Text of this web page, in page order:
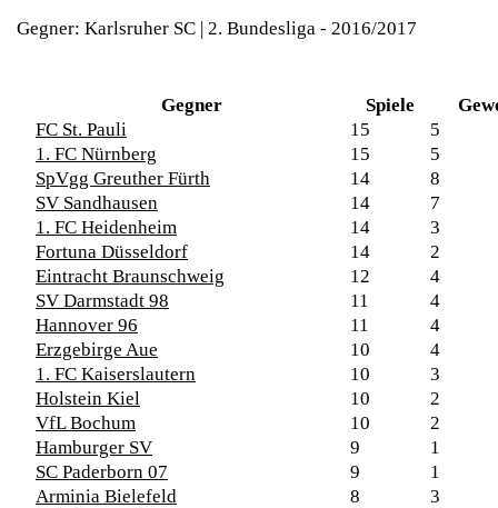
Gegner: Karlsruher SC | 2. Bundesliga - 2016/2017
Gegner Spiele
FC St. Pauli
15
5
1. FC Nürnberg
15
5
SpVgg Greuther Fürth
14
8
SV Sandhausen
14
7
1. FC Heidenheim
14
3
Fortuna Düsseldorf
14
2
Eintracht Braunschweig
12
4
SV Darmstadt 98
11
4
Hannover 96
11
4
Erzgebirge Aue
10
4
1. FC Kaiserslautern
10
3
Holstein Kiel
10
2
VfL Bochum
10
2
Hamburger SV
9
1
SC Paderborn 07
9
1
Arminia Bielefeld
8
3